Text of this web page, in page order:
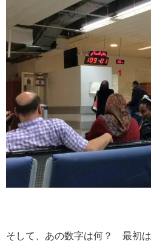
そして、あの数字は何？ 最初